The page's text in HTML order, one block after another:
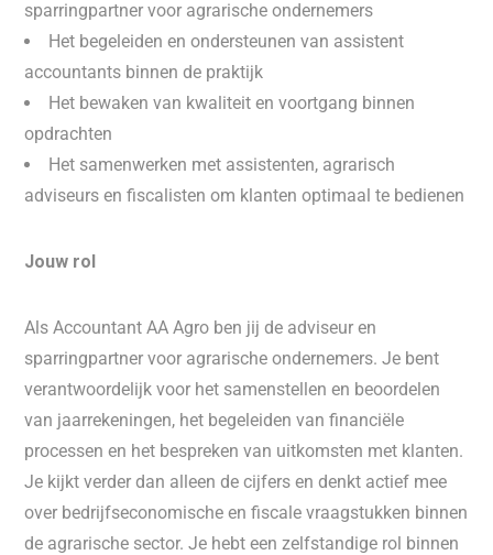
sparringpartner voor agrarische ondernemers
Het begeleiden en ondersteunen van assistent
accountants binnen de praktijk
Het bewaken van kwaliteit en voortgang binnen
opdrachten
Het samenwerken met assistenten, agrarisch
adviseurs en fiscalisten om klanten optimaal te bedienen
Jouw rol
Als Accountant AA Agro ben jij de adviseur en
sparringpartner voor agrarische ondernemers. Je bent
verantwoordelijk voor het samenstellen en beoordelen
van jaarrekeningen, het begeleiden van financiële
processen en het bespreken van uitkomsten met klanten.
Je kijkt verder dan alleen de cijfers en denkt actief mee
over bedrijfseconomische en fiscale vraagstukken binnen
de agrarische sector. Je hebt een zelfstandige rol binnen